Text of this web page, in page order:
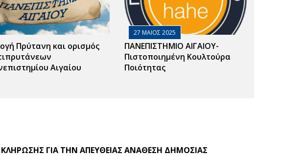
Πρύτανη και ορισμός
Αιγαίου
27 ΜΑΙΟΣ 2025
ΠΑΝΕΠΙΣΤΗΜΙΟ ΑΙΓΑΙΟΥ-
Πιστοποιημένη Κουλτούρα
Ποιότητας
ΓΙΑ ΤΗΝ ΑΠΕΥΘΕΙΑΣ ΑΝΑΘΕΣΗ ΔΗΜΟΣΙΑΣ